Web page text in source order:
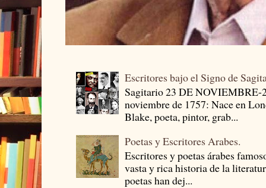
Escritores bajo el Signo de
Sagitario 23 DE
noviembre de 1757: Nace en
Blake, poeta, pintor, grab...
Poetas y Escritores Arabes.
Escritores y poetas árabes
vasta y rica historia de la
poetas han dej...